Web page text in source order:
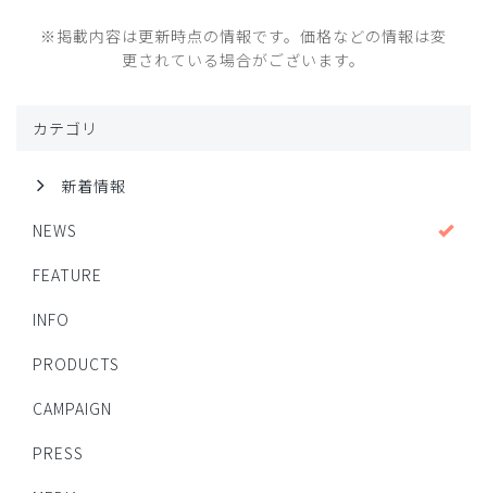
※掲載内容は更新時点の情報です。価格などの情報は変
更されている場合がございます。
カテゴリ
新着情報
NEWS
FEATURE
INFO
PRODUCTS
CAMPAIGN
PRESS